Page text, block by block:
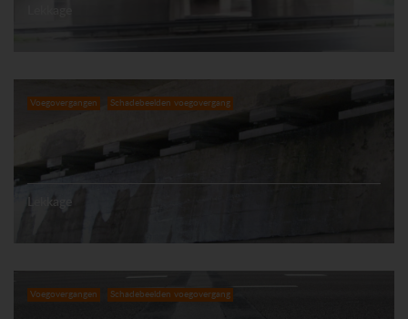
Voegovergangen Schadebeelden voegovergang
Lekkage
Voegovergangen Schadebeelden voegovergang